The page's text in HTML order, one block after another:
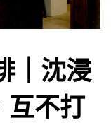
｜沈浸
互不打